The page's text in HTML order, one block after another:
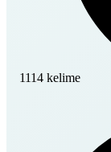
1114 kelime